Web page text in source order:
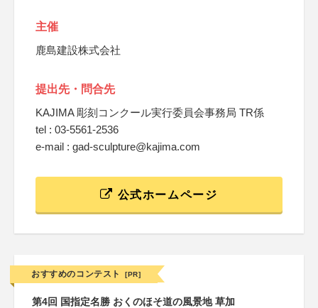
主催
鹿島建設株式会社
提出先・問合先
KAJIMA 彫刻コンクール実行委員会事務局 TR係
tel : 03-5561-2536
e-mail : gad-sculpture@kajima.com
公式ホームページ
おすすめのコンテスト [PR]
第4回 国指定名勝 おくのほそ道の風景地 草加